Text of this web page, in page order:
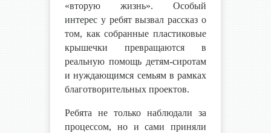
«вторую жизнь». Особый
интерес у ребят вызвал рассказ о
том, как собранные пластиковые
крышечки превращаются в
реальную помощь детям-сиротам
и нуждающимся семьям в рамках
благотворительных проектов.
Ребята не только наблюдали за
процессом, но и сами приняли